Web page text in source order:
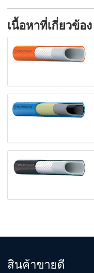
เนื้อหาที่เกี่ยวข้อง
สินค้าขายดี